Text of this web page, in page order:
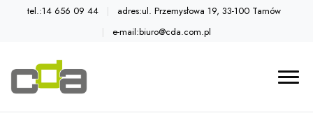
tel.:14 656 09 44
adres:ul. Przemysłowa 19, 33-100 Tarnów
e-mail:biuro@cda.com.pl